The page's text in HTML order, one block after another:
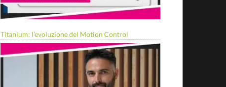
Titanium: l’evoluzione del Motion Control